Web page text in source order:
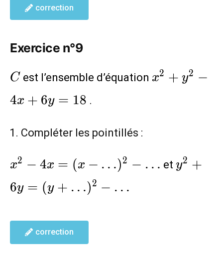
correction
Exercice n°9
C
C est l’ensemble d’équation x^2+y^2-
x2 + y2 −
4x + 6y = 18 .
Compléter les pointillés :
x^2-
(x-
…
x2 − 4x = (x − …)2 − … ety2 +
6y = (y + …)2 − …
correction